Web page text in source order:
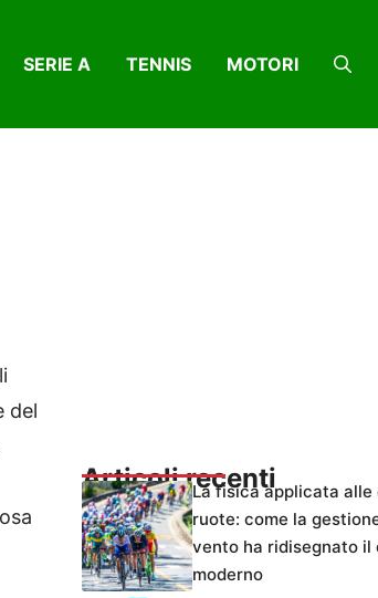
SERIE A TENNIS MOTORI
del
Articoli recentiLa fisica applicata alle
ruote: come la
vento ha ridisegnato il
moderno